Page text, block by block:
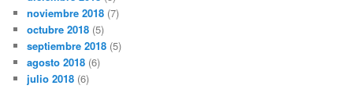
noviembre 2018 (7)
octubre 2018 (5)
septiembre 2018 (5)
agosto 2018 (6)
julio 2018 (6)